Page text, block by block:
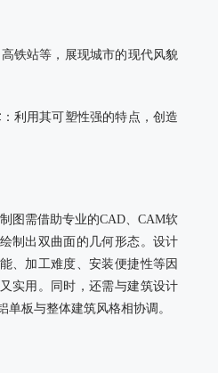
高铁站等，展现城市的现代风貌
：利用其可塑性强的特点，创造
图需借助专业的CAD、CAM软
制出双曲面的几何形态。设计
、加工难度、安装便捷性等因
实用。同时，还需与建筑设计
单板与整体建筑风格相协调。